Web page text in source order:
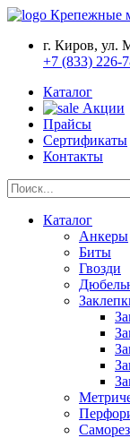
Крепежные
г. Киров, ул.
+7 (833) 226-
Каталог
Акции
Прайсы
Сертификаты
Контакты
Каталог
Анкеры
Биты
Гвозди